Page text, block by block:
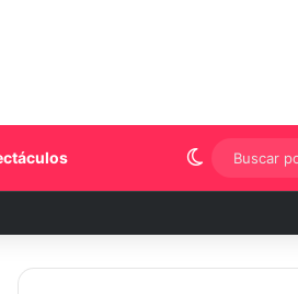
Switch skin